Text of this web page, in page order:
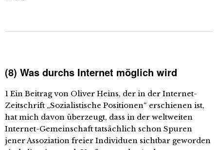
(8) Was durchs Internet möglich wird
1 Ein Beitrag von Oliver Heins, der in der Internet-
Zeitschrift „Sozialistische Positionen“ erschienen ist,
hat mich davon überzeugt, dass in der weltweiten
Internet-Gemeinschaft tatsächlich schon Spuren
jener Assoziation freier Individuen sichtbar geworden